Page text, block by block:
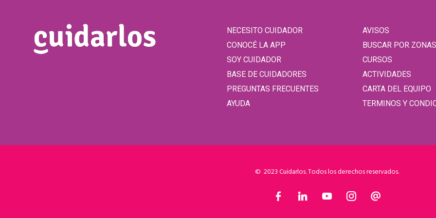
NECESITO CUIDADOR
CONOCÉ LA APP
SOY CUIDADOR
BASE DE CUIDADORES
PREGUNTAS FRECUENTES
AYUDA
AVISOS
BUSCAR POR ZONAS
CURSOS
ACTIVIDADES
CARTA DEL EQUIPO
TERMINOS Y
© 2023 Cuidarlos. Todos los derechos reservados.